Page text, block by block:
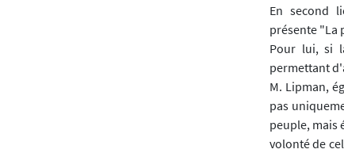
En second
présente "La
Pour lui, si
permettant
M. Lipman,
pas
peuple, mais
volonté de